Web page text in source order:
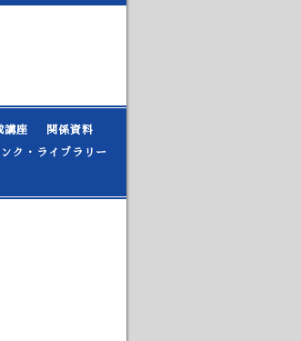
講座 関係資料
ク・ライブラリー